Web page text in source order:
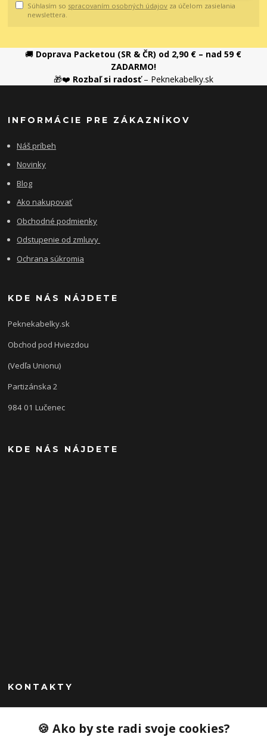
Súhlasím so spracovaním osobných údajov za účelom zasielania
newslettera.
🚚 Doprava Packetou (SR & ČR) od 2,90 € – nad 59 €
ZADARMO!
🎁❤️ Rozbaľ si radosť– Peknekabelky.sk
INFORMÁCIE PRE ZÁKAZNÍKOV
Náš príbeh
Novinky
Blog
Ako nakupovať
Obchodné podmienky
Odstupenie od zmluvy
Ochrana súkromia
KDE NÁS NÁJDETE
Peknekabelky.sk
Obchod pod Hviezdou
(Vedľa Unionu)
Partizánska 2
984 01 Lučenec
KDE NÁS NÁJDETE
KONTAKTY
Peknekabelky.sk
🍪 Ako by ste radi svoje cookies?